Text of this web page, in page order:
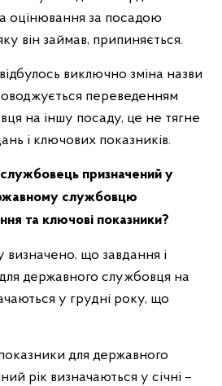
оцінювання за посадою
він займав, припиняється.
виключно зміна назви
переведенням
на іншу посаду, це не тягне
і ключових показників.
призначений у
службовцю
та ключові показники?
що завдання і
державного службовця на
у грудні року, що
для державного
рік визначаються у січні –